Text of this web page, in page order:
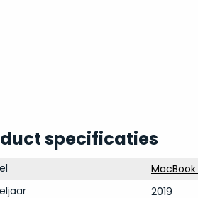
specificaties
MacBook
2019